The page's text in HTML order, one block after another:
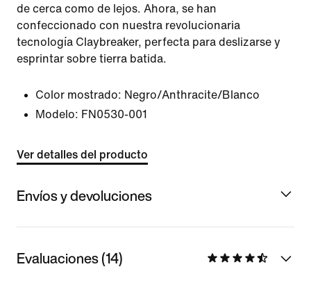
de cerca como de lejos. Ahora, se han
confeccionado con nuestra revolucionaria
tecnología Claybreaker, perfecta para deslizarse y
esprintar sobre tierra batida.
Color mostrado: Negro/Anthracite/Blanco
Modelo: FN0530-001
Ver detalles del producto
Envíos y devoluciones
Evaluaciones (14)